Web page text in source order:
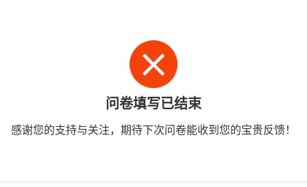
问卷填写已结束
感谢您的支持与关注，期待下次问卷能收到您的宝贵反馈！